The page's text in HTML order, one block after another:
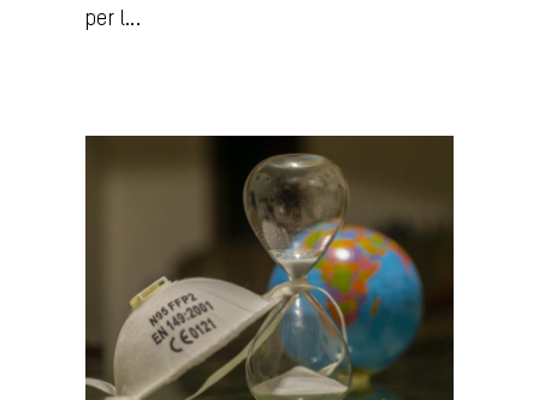
per l...